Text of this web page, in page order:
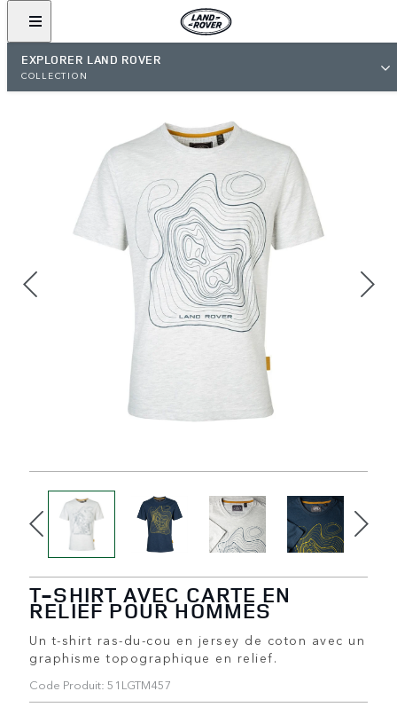
EXPLORER LAND ROVER
COLLECTION
T-SHIRT AVEC CARTE EN
RELIEF POUR HOMMES
Un t-shirt ras-du-cou en jersey de coton avec un
graphisme topographique en relief.
Code Produit: 51LGTM457